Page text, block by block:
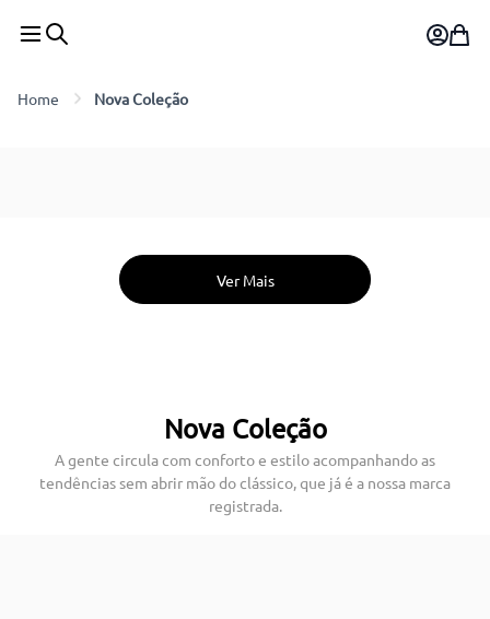
Nova Coleção
Nova Coleção
A gente circula com conforto e estilo acompanhando as
tendências sem abrir mão do clássico, que já é a nossa marca
registrada.